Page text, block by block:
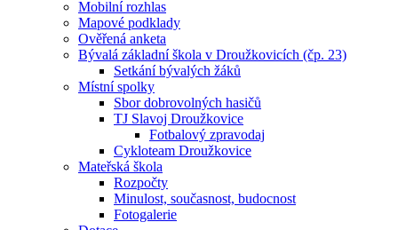
Mobilní rozhlas
Mapové podklady
Ověřená anketa
Bývalá základní škola v Droužkovicích (čp. 23)
Setkání bývalých žáků
Místní spolky
Sbor dobrovolných hasičů
TJ Slavoj Droužkovice
Fotbalový zpravodaj
Cykloteam Droužkovice
Mateřská škola
Rozpočty
Minulost, současnost, budocnost
Fotogalerie